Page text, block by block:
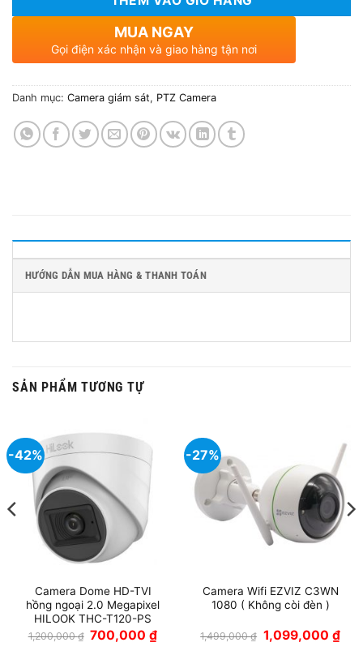
MUA NGAY
Gọi điện xác nhận và giao hàng tận nơi
Danh mục: Camera giám sát, PTZ Camera
HƯỚNG DẪN MUA HÀNG & THANH TOÁN
SẢN PHẨM TƯƠNG TỰ
-42%
Camera Dome HD-TVI
hồng ngoại 2.0 Megapixel
HILOOK THC-T120-PS
1,200,000₫ Giá
gốc
700,000₫Giá
-27%
Camera Wifi EZVIZ C3WN
1080 ( Không còi đèn )
1,499,000₫ Giá
gốc
1,099,000 ₫Giá
hiện